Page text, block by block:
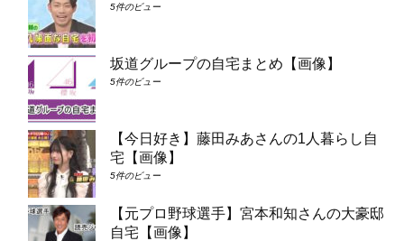
5件のビュー
坂道グループの自宅まとめ【画像】
5件のビュー
【今日好き】藤田みあさんの1人暮らし自
宅【画像】
5件のビュー
【元プロ野球選手】宮本和知さんの大豪邸
自宅【画像】